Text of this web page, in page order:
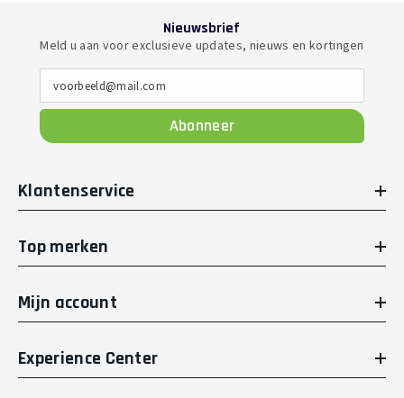
Nieuwsbrief
Meld u aan voor exclusieve updates, nieuws en kortingen
voorbeeld@mail.com
Abonneer
Klantenservice
Top merken
Mijn account
Experience Center